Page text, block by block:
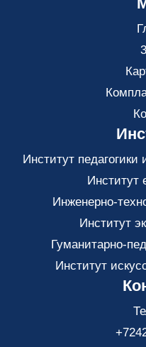
Институт педагогики
Институт
Инженерно-
Институт
Гуманитарно-
Институт